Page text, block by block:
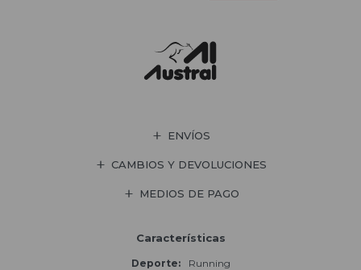
ENVÍOS
CAMBIOS Y DEVOLUCIONES
MEDIOS DE PAGO
Características
Deporte Running